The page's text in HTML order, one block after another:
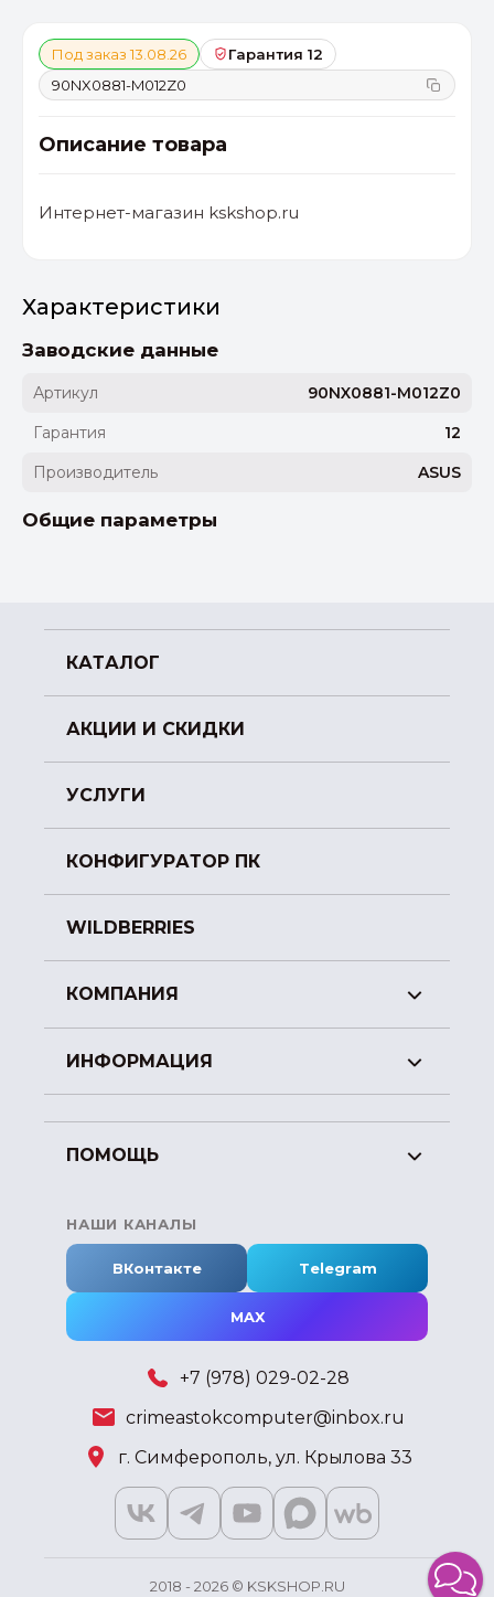
Под заказ 13.08.26
Гарантия 12
90NX0881-M012Z0
Описание товара
Интернет-магазин kskshop.ru
Характеристики
Заводские данные
Артикул
90NX0881-M012Z0
Гарантия
12
Производитель
ASUS
Общие параметры
КАТАЛОГ
АКЦИИ И СКИДКИ
УСЛУГИ
КОНФИГУРАТОР ПК
WILDBERRIES
КОМПАНИЯ
ИНФОРМАЦИЯ
ПОМОЩЬ
НАШИ КАНАЛЫ
ВКонтакте Telegram
MAX
+7 (978) 029-02-28
crimeastokcomputer@inbox.ru
г. Симферополь, ул. Крылова 33
2018 - 2026 © KSKSHOP.RU